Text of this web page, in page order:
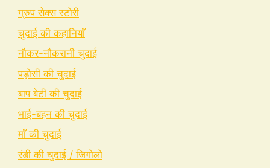
ग्रुप सेक्स स्टोरी
चुदाई की कहानियाँ
नौकर-नौकरानी चुदाई
पड़ोसी की चुदाई
बाप बेटी की चुदाई
भाई-बहन की चुदाई
माँ की चुदाई
रंडी की चुदाई / जिगोलो